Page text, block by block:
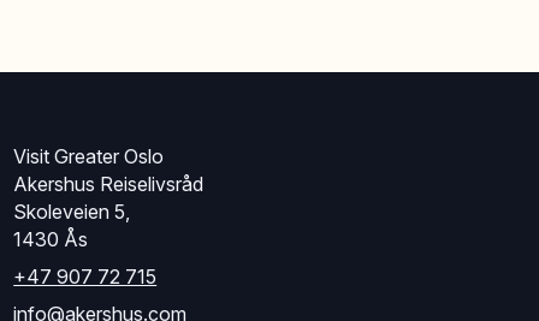
Visit Greater Oslo
Akershus Reiselivsråd
Skoleveien 5,
1430 Ås
+47 907 72 715
info@akershus.com